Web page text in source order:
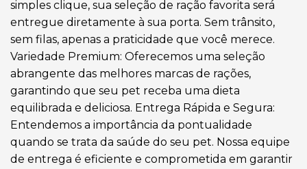
simples clique, sua seleção de ração favorita será
entregue diretamente à sua porta. Sem trânsito,
sem filas, apenas a praticidade que você merece.
Variedade Premium: Oferecemos uma seleção
abrangente das melhores marcas de rações,
garantindo que seu pet receba uma dieta
equilibrada e deliciosa. Entrega Rápida e Segura:
Entendemos a importância da pontualidade
quando se trata da saúde do seu pet. Nossa equipe
de entrega é eficiente e comprometida em garantir